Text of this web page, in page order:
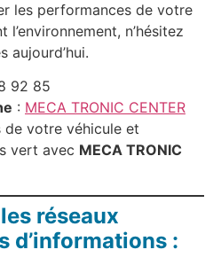
les performances de votre
n’hésitez
aujourd’hui.
92 85
: MECA TRONIC CENTER
de votre véhicule et
vert avec MECA TRONIC
réseaux
d’informations :